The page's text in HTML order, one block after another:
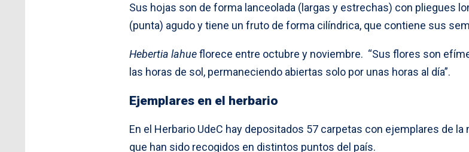
Sus hojas son de forma lanceolada (largas y estrechas) con pliegues
(punta) agudo y tiene un fruto de forma cilíndrica, que contiene sus
Hebertia lahueflorece entre octubre y noviembre. “Sus flores son
las horas de sol, permaneciendo abiertas solo por unas horas al día”.
Ejemplares en el herbario
En el Herbario UdeC hay depositados 57 carpetas con ejemplares de la
que han sido recogidos en distintos puntos del país.